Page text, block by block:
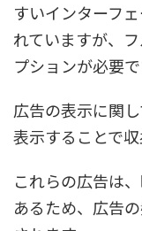
すいインターフ
れていますが、
プションが必要で
広告の表示に関
表示することで収
これらの広告は
あるため、広告